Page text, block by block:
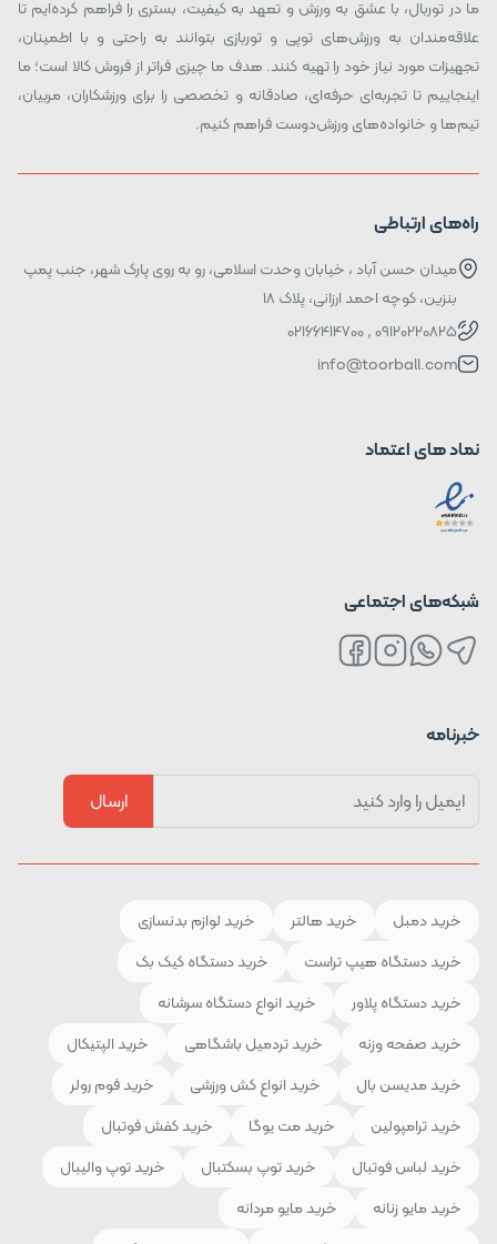
ما در توربال، با عشق به ورزش و تعهد به کیفیت، بستری را فراهم کرده‌ایم تا
علاقه‌مندان به ورزش‌های توپی و توربازی بتوانند به راحتی و با اطمینان،
تجهیزات مورد نیاز خود را تهیه کنند. هدف ما چیزی فراتر از فروش کالا است؛ ما
اینجاییم تا تجربه‌ای حرفه‌ای، صادقانه و تخصصی را برای ورزشکاران، مربیان،
تیم‌ها و خانواده‌های ورزش‌دوست فراهم کنیم.
راه‌های ارتباطی
میدان حسن آباد ، خیابان وحدت اسلامی، رو به روی پارک شهر، جنب پمپ
بنزین، کوچه احمد ارزانی، پلاک ۱۸
09120220825 , 02166414700
info@toorball.com
نماد های اعتماد
شبکه‌های اجتماعی
خبرنامه
ارسال
خرید دمبل خرید هالتر
خرید لوازم بدنسازی
خرید دستگاه هیپ تراست
خرید دستگاه کیک بک
خرید دستگاه پلاور
خرید انواع دستگاه سرشانه
خرید صفحه وزنه
خرید تردمیل باشگاهی
خرید الپتیکال
خرید مدیسن بال
خرید انواع کش ورزشی
خرید فوم رولر
خرید ترامپولین
خرید مت یوگا
خرید کفش فوتبال
خرید لباس فوتبال
خرید توپ بسکتبال
خرید توپ والیبال
خرید مایو زنانه
خرید مایو مردانه